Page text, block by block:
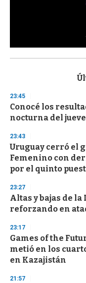
s
d
s
o
f
3
s
e
c
o
d
s
23:45
Conocé los
nocturna del
23:43
Uruguay cerró el
Femenino con
por el quinto
23:27
Altas y bajas de la
reforzando en
23:17
Games of the
metió en los
en Kazajistán
21:57